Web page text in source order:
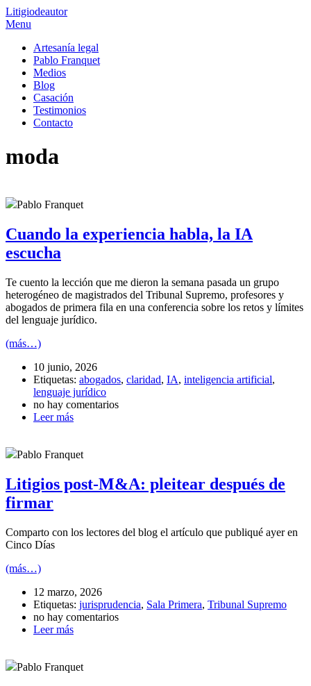
Litigiodeautor
Menu
Artesanía legal
Pablo Franquet
Medios
Blog
Casación
Testimonios
Contacto
moda
Pablo Franquet
Cuando la experiencia habla, la IA
escucha
Te cuento la lección que me dieron la semana pasada un grupo
heterogéneo de magistrados del Tribunal Supremo, profesores y
abogados de primera fila en una conferencia sobre los retos y límites
del lenguaje jurídico.
(más…)
10 junio, 2026
Etiquetas: abogados, claridad, IA, inteligencia artificial,
lenguaje jurídico
no hay comentarios
Leer más
Pablo Franquet
Litigios post-M&A: pleitear después de
firmar
Comparto con los lectores del blog el artículo que publiqué ayer en
Cinco Días
(más…)
12 marzo, 2026
Etiquetas: jurisprudencia, Sala Primera, Tribunal Supremo
no hay comentarios
Leer más
Pablo Franquet